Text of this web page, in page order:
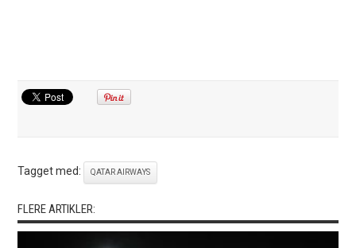
Tagget med: QATAR AIRWAYS
FLERE ARTIKLER: